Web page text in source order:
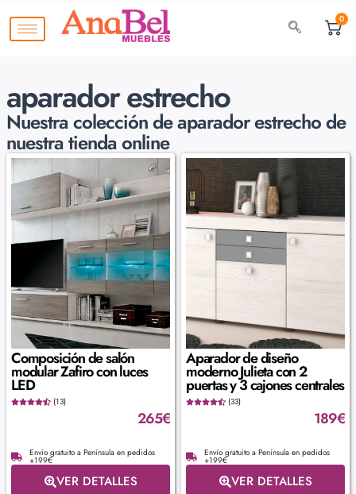
0
aparador estrecho
Nuestra colección deaparador estrecho de
nuestra tienda online
Composición de salón
modular Zafiro con luces
LED
(13)
265€
Envío gratuito a Península en pedidos
+199€
VER DETALLES
Aparador de diseño
moderno Julieta con 2
puertas y 3 cajones centrales
(33)
189€
Envío gratuito a Península en pedidos
+199€
VER DETALLES